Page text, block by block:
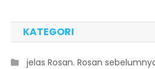
KATEGORI
 jelas Rosan. Rosan